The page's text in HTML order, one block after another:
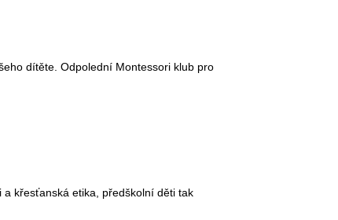
dítěte. Odpolední Montessori klub pro
křesťanská etika, předškolní děti tak